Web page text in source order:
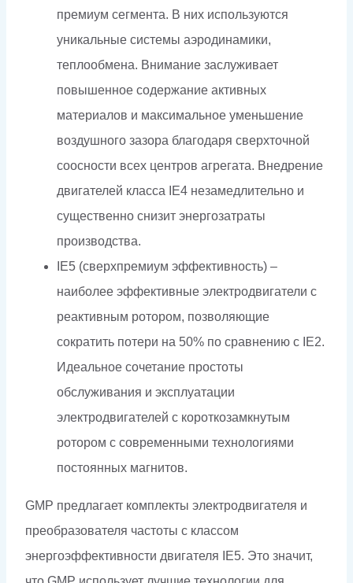
премиум сегмента. В них используются
уникальные системы аэродинамики,
теплообмена. Внимание заслуживает
повышенное содержание активных
материалов и максимальное уменьшение
воздушного зазора благодаря сверхточной
соосности всех центров агрегата. Внедрение
двигателей класса IE4 незамедлительно и
существенно снизит энергозатраты
производства.
IE5 (сверхпремиум эффективность) –
наиболее эффективные электродвигатели с
реактивным ротором, позволяющие
сократить потери на 50% по сравнению с IE2.
Идеальное сочетание простоты
обслуживания и эксплуатации
электродвигателей с короткозамкнутым
ротором с современными технологиями
постоянных магнитов.
GMP предлагает комплекты электродвигателя и
преобразователя частоты с классом
энергоэффективности двигателя IE5. Это значит,